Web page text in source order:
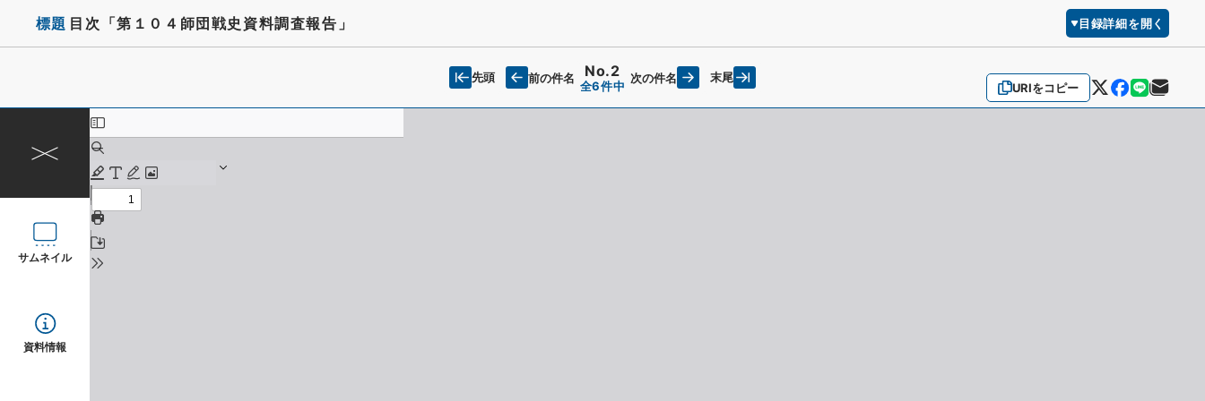
標題 目次「第１０４師団戦史資料調査報告」 目録詳細を開く
URIをコピー
先頭 前の件名 No.2
全6件中
次の件名 末尾
サムネイル
資料情報